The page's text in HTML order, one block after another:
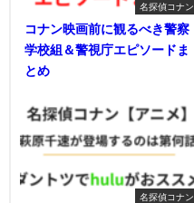
名探偵コナン
コナン映画前に観るべき警察
学校組＆警視庁エピソードま
とめ
名探偵コナン